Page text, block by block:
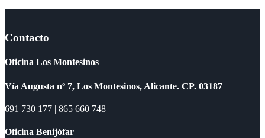
Contacto
Oficina Los Montesinos
Vía Augusta nº 7, Los Montesinos, Alicante. CP. 03187
691 730 177 | 865 660 748
Oficina Benijófar